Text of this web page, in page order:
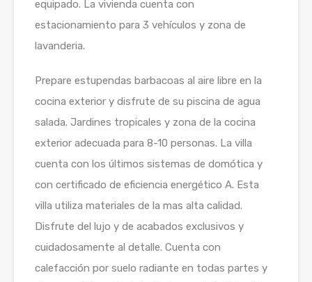
equipado. La vivienda cuenta con
estacionamiento para 3 vehículos y zona de
lavanderia.
Prepare estupendas barbacoas al aire libre en la
cocina exterior y disfrute de su piscina de agua
salada. Jardines tropicales y zona de la cocina
exterior adecuada para 8-10 personas. La villa
cuenta con los últimos sistemas de domótica y
con certificado de eficiencia energético A. Esta
villa utiliza materiales de la mas alta calidad.
Disfrute del lujo y de acabados exclusivos y
cuidadosamente al detalle. Cuenta con
calefacción por suelo radiante en todas partes y